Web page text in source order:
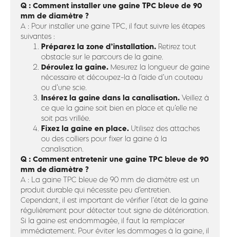
Q : Comment installer une gaine TPC bleue de 90
mm de diamètre ?
A : Pour installer une gaine TPC, il faut suivre les étapes
suivantes :
Préparez la zone d’installation. Retirez tout
obstacle sur le parcours de la gaine.
Déroulez la gaine. Mesurez la longueur de gaine
nécessaire et découpez-la à l’aide d’un couteau
ou d’une scie.
Insérez la gaine dans la canalisation. Veillez à
ce que la gaine soit bien en place et qu’elle ne
soit pas vrillée.
Fixez la gaine en place. Utilisez des attaches
ou des colliers pour fixer la gaine à la
canalisation.
Q : Comment entretenir une gaine TPC bleue de 90
mm de diamètre ?
A : La gaine TPC bleue de 90 mm de diamètre est un
produit durable qui nécessite peu d’entretien.
Cependant, il est important de vérifier l’état de la gaine
régulièrement pour détecter tout signe de détérioration.
Si la gaine est endommagée, il faut la remplacer
immédiatement. Pour éviter les dommages à la gaine, il